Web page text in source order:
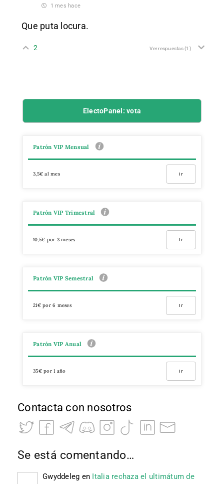
1 mes hace
Que puta locura.
2 Ver respuestas(1)
ElectoPanel: vota
Patrón VIP Mensual
3,5€ al mes Ir
Patrón VIP Trimestral
10,5€ por 3 meses Ir
Patrón VIP Semestral
21€ por 6 meses Ir
Patrón VIP Anual
35€ por 1 año Ir
Contacta con nosotros
Se está comentando…
Gwyddeleg en Italia rechaza el ultimátum de